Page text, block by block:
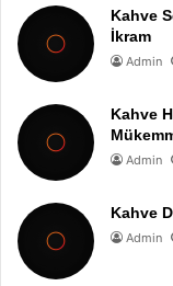
Kahve
İkram
Admin
Kahve
Admin
Kahve
Admin